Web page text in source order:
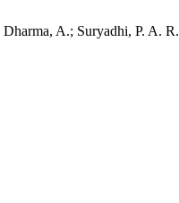
A.; Suryadhi, P. A.